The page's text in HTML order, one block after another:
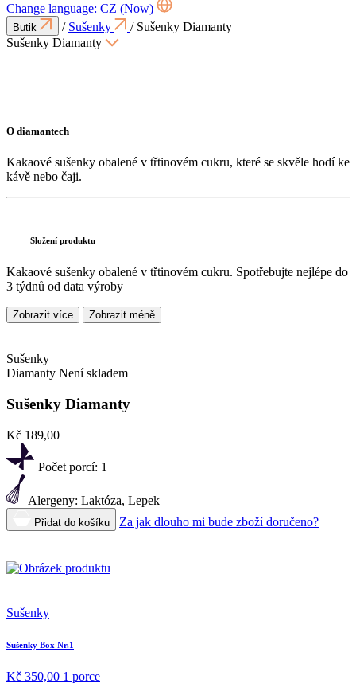
Change language: CZ (Now)
Butik / Sušenky / Sušenky Diamanty
Sušenky Diamanty
O diamantech
Kakaové sušenky obalené v třtinovém cukru, které se skvěle hodí ke
kávě nebo čaji.
Složení produktu
Kakaové sušenky obalené v třtinovém cukru. Spotřebujte nejlépe do
3 týdnů od data výroby
Zobrazit více Zobrazit méně
Sušenky
Diamanty Není skladem
Sušenky Diamanty
Kč 189,00
Počet porcí: 1
Alergeny: Laktóza, Lepek
Přidat do košíku Za jak dlouho mi bude zboží doručeno?
Sušenky
Sušenky Box Nr.1
Kč 350,00 1 porce